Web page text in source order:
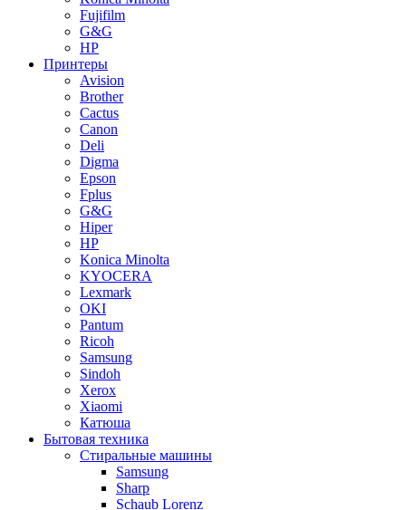
Fujifilm
G&G
HP
Принтеры
Avision
Brother
Cactus
Canon
Deli
Digma
Epson
Fplus
G&G
Hiper
HP
Konica Minolta
KYOCERA
Lexmark
OKI
Pantum
Ricoh
Samsung
Sindoh
Xerox
Xiaomi
Катюша
Бытовая техника
Стиральные машины
Samsung
Sharp
Schaub Lorenz